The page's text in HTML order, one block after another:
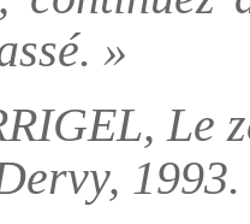
»
Le
1993.